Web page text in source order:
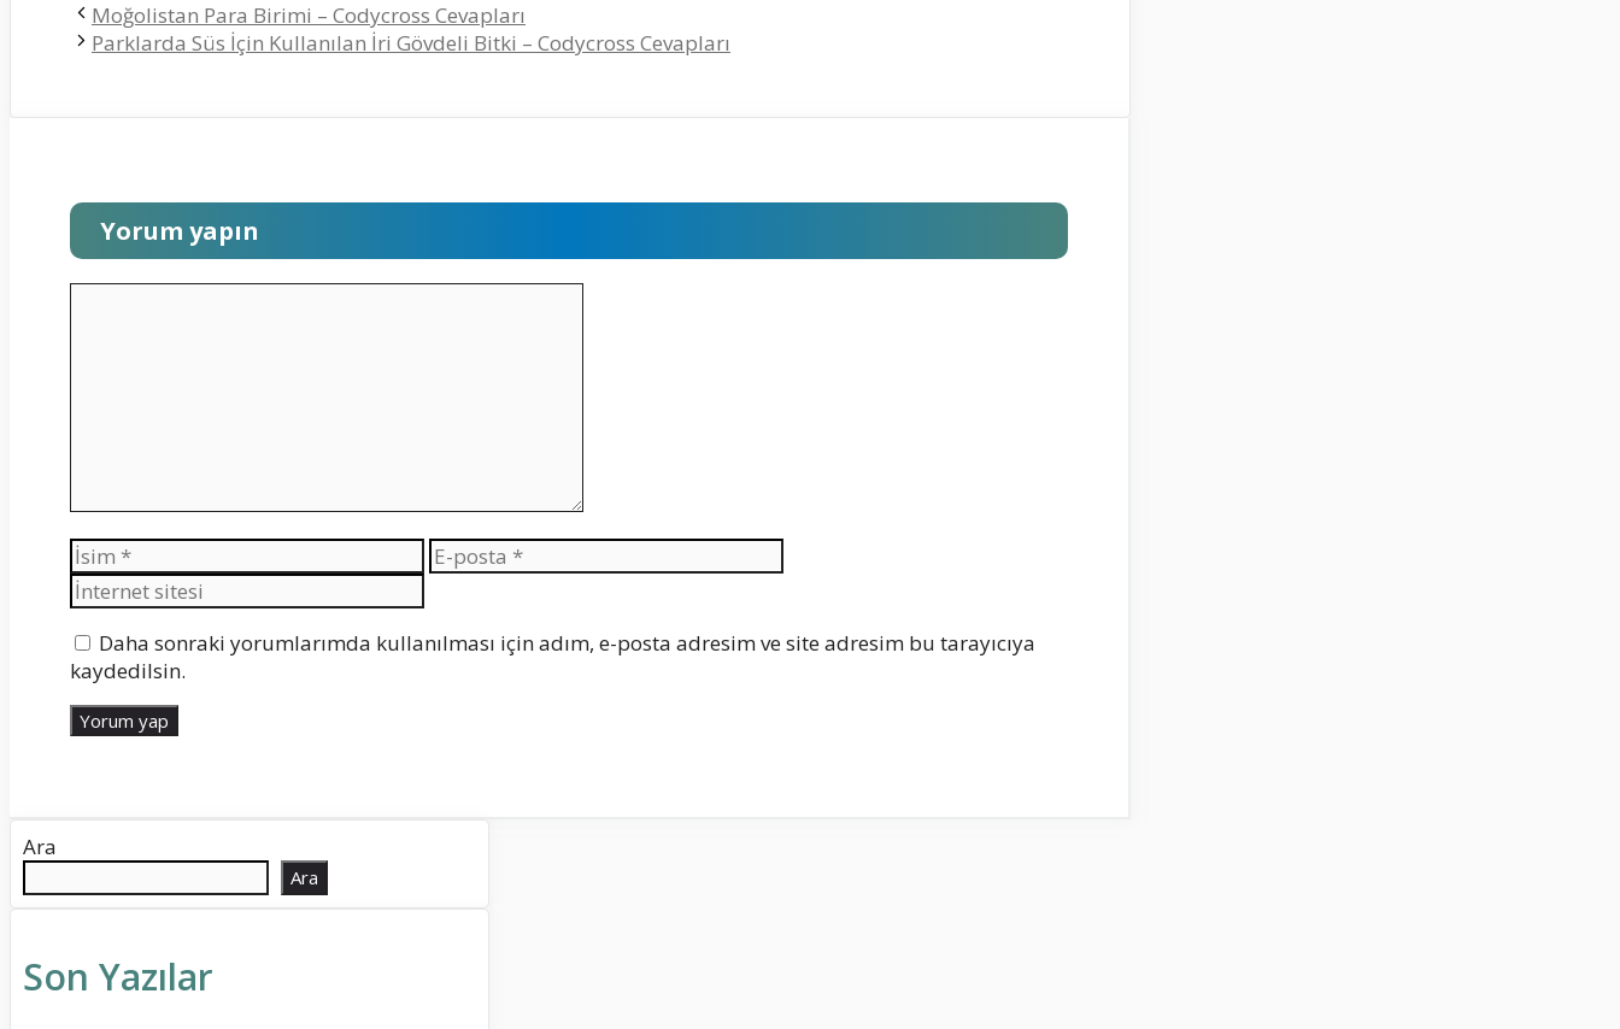
Moğolistan Para Birimi – Codycross Cevapları
Parklarda Süs İçin Kullanılan İri Gövdeli Bitki – Codycross Cevapları
Yorum yapın
İsim
E-
posta
sitesi
Daha sonraki yorumlarımda kullanılması için adım, e-posta adresim ve site adresim bu tarayıcıya
kaydedilsin.
Ara
Ara
Son Yazılar